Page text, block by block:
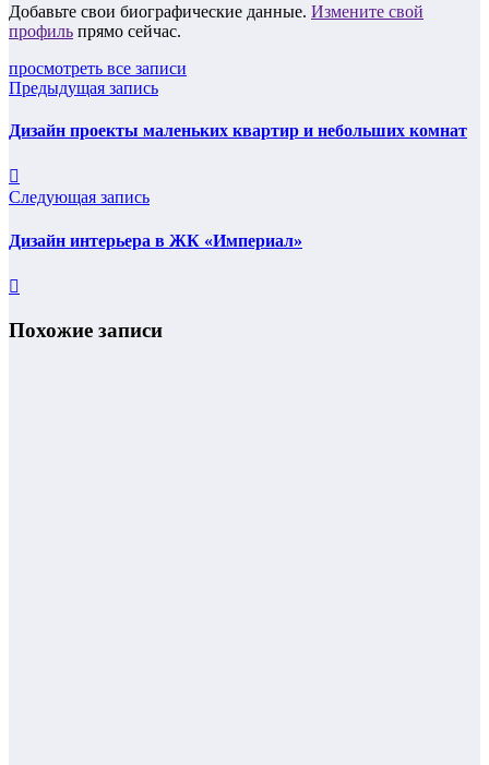
Добавьте свои биографические данные. Измените свой
профиль прямо сейчас.
просмотреть все записи
Предыдущая запись
Дизайн проекты маленьких квартир и небольших комнат
Следующая запись
Дизайн интерьера в ЖК «Империал»
Похожие записи